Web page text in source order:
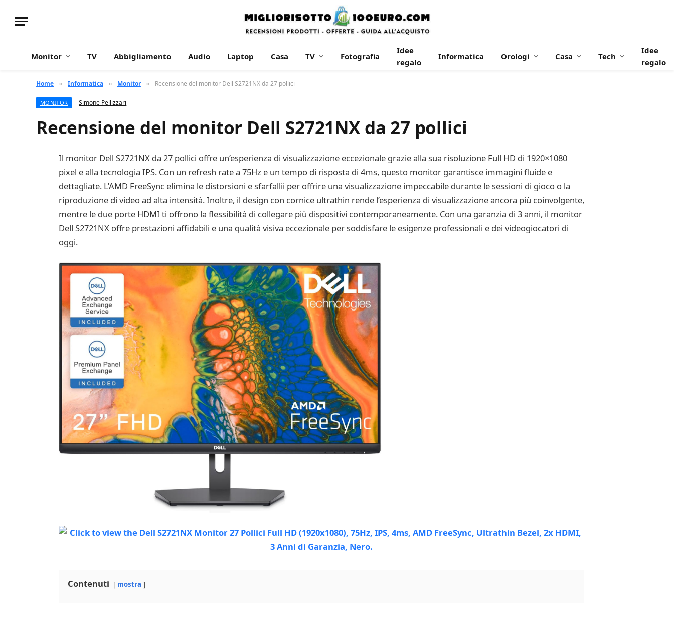
Monitor TV Abbigliamento Audio Laptop Casa TV Fotografia
Idee
regalo
Informatica Orologi Casa Tech
Idee
regalo
Home » Informatica » Monitor » Recensione del monitor Dell S2721NX da 27 pollici
MONITOR Simone Pellizzari
Recensione del monitor Dell S2721NX da 27 pollici
Il monitor Dell S2721NX da 27 pollici offre un’esperienza di visualizzazione eccezionale grazie alla sua risoluzione Full HD di 1920×1080
pixel e alla tecnologia IPS. Con un refresh rate a 75Hz e un tempo di risposta di 4ms, questo monitor garantisce immagini fluide e
dettagliate. L’AMD FreeSync elimina le distorsioni e sfarfallii per offrire una visualizzazione impeccabile durante le sessioni di gioco o la
riproduzione di video ad alta intensità. Inoltre, il design con cornice ultrathin rende l’esperienza di visualizzazione ancora più coinvolgente,
mentre le due porte HDMI ti offrono la flessibilità di collegare più dispositivi contemporaneamente. Con una garanzia di 3 anni, il monitor
Dell S2721NX offre prestazioni affidabili e una qualità visiva eccezionale per soddisfare le esigenze professionali e dei videogiocatori di
oggi.
Contenuti mostra